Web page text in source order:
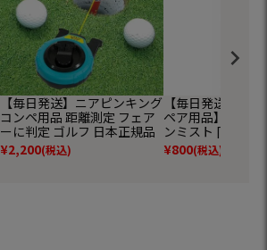
【毎日発送】ニアピンキング
コンペ用品 距離測定 フェア
ーに判定 ゴルフ 日本正規品
¥2,200(税込)
【毎日発送】【
ペア用品】ライ
ンミスト [G-633]
¥800(税込)